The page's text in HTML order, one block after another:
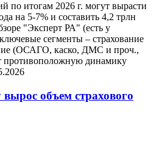
по итогам 2026 г. могут вырасти
на 5-7% и составить 4,2 трлн
"Эксперт РА" (есть у
сегменты – страхование
(ОСАГО, каско, ДМС и проч.,
противоположную динамику
объем страхового